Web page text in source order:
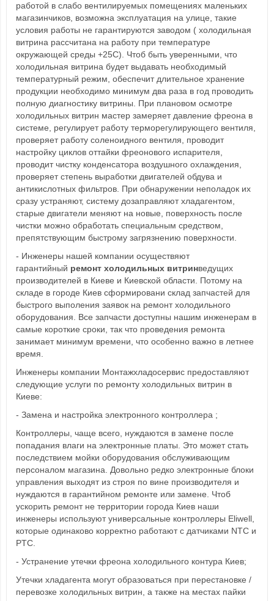
работой в слабо вентилируемых помещениях маленьких
магазинчиков, возможна эксплуатация на улице, такие
условия работы не гарантируются заводом ( холодильная
витрина рассчитана на работу при температуре
окружающей среды +25С). Чтоб быть уверенными, что
холодильная витрина будет выдавать необходимый
температурный режим, обеспечит длительное хранение
продукции необходимо минимум два раза в год проводить
полную диагностику витрины. При плановом осмотре
холодильных витрин мастер замеряет давление фреона в
системе, регулирует работу терморегулирующего вентиля,
проверяет работу соленоидного вентиля, проводит
настройку циклов оттайки фреонового испарителя,
проводит чистку конденсатора воздушного охлаждения,
проверяет степень выработки двигателей обдува и
антикислотных фильтров. При обнаружении неполадок их
сразу устраняют, систему дозаправляют хладагентом,
старые двигатели меняют на новые, поверхность после
чистки можно обработать специальным средством,
препятствующим быстрому загрязнению поверхности.
- Инженеры нашей компании осуществяют
гарантийный ремонт холодильных витринведущих
производителей в Киеве и Киевской области. Потому на
складе в городе Киев сформировани склад запчастей для
быстрого выполения заявок на ремонт холодильного
оборудования. Все запчасти доступны нашим инженерам в
самые короткие сроки, так что проведения ремонта
занимает минимум времени, что особенно важно в летнее
время.
Инженеры компании Монтажхладосервис предоставляют
следующие услуги по ремонту холодильных витрин в
Киеве:
- Замена и настройка электронного контроллера ;
Контроллеры, чаще всего, нуждаются в замене после
попадания влаги на электронные платы. Это может стать
последствием мойки оборудования обслуживающим
персоналом магазина. Довольно редко электронные блоки
управления выходят из строя по вине производителя и
нуждаются в гарантийном ремонте или замене. Чтоб
ускорить ремонт не территории города Киев наши
инженеры используют универсальные контроллеры Eliwell,
которые одинаково корректно работают с датчиками NTC и
PTC.
- Устранение утечки фреона холодильного контура Киев;
Утечки хладагента могут образоваться при перестановке /
перевозке холодильных витрин, а также на местах пайки